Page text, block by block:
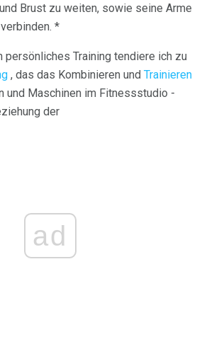
Brust zu weiten, sowie seine Arme
*
persönliches Training tendiere ich zu
, das das Kombinieren und Trainieren
und Maschinen im Fitnessstudio -
der
ad